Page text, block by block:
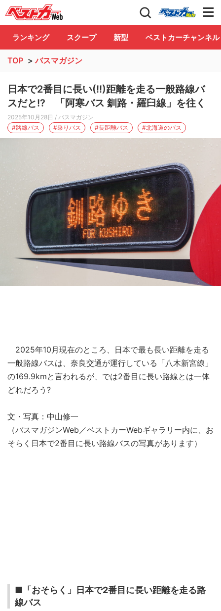
自動車情報誌「ベストカー」 Club
ランキング スクープ 新型 ベストカーチャンネル
TOP >バスマガジン
日本で2番目に長い(!!)距離を走る一般路線バ
スだと!? 「阿寒バス 釧路・羅臼線」を往く
2025年10月28日 / バスマガジン
#路線バス
#乗りバス #長距離バス #北海道のバス
2025年10月現在のところ、日本で最も長い距離を走る
一般路線バスは、奈良交通が運行している「八木新宮線」
の169.9kmと言われるが、では2番目に長い路線とは一体
どれだろう?
文・写真：中山修一
（バスマガジンWeb／ベストカーWebギャラリー内に、お
そらく日本で2番目に長い路線バスの写真があります）
■「おそらく」日本で2番目に長い距離を走る路
線バス